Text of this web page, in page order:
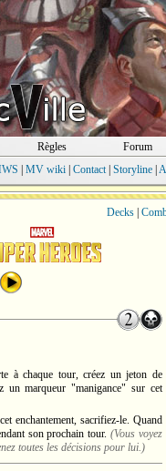
Règles Forum
MV wiki| Contact| Storyline|
Decks|
à chaque tour, créez un jeton de
un marqueur "manigance" sur cet
enchantement, sacrifiez-le. Quand
son prochain tour.(Vous voyez
toutes les décisions pour lui.)